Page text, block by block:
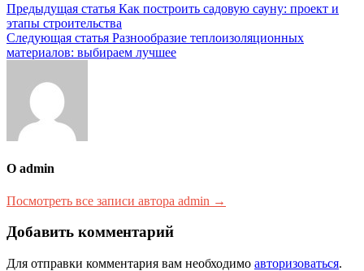
Навигация
по
записям
Предыдущая статья Как построить садовую сауну: проект и
этапы строительства
Следующая статья Разнообразие теплоизоляционных
материалов: выбираем лучшее
О admin
Посмотреть все записи автора admin →
Добавить комментарий
Для отправки комментария вам необходимо авторизоваться.